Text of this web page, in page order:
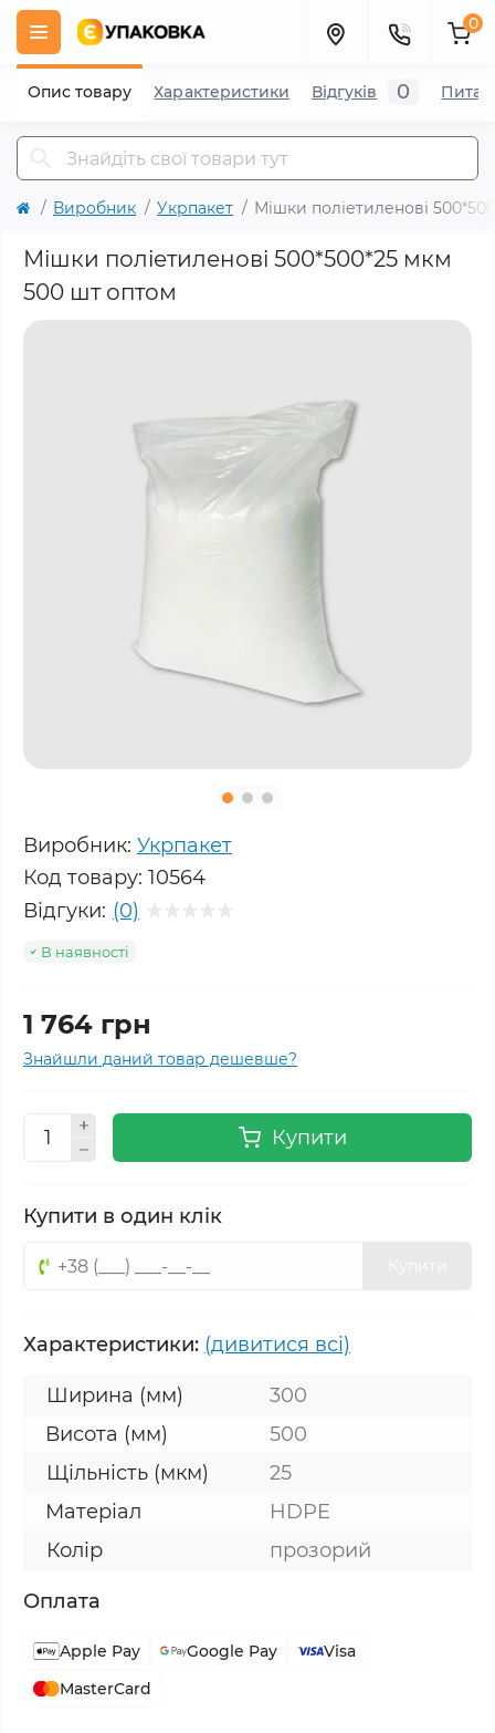
0
Виробник Укрпакет Мішки поліетиленові
Мішки поліетиленові 500*500*25 мкм
500 шт оптом
Виробник: Укрпакет
Код товару: 10564
Відгуки: (0)
В наявності
1 764 грн
Знайшли даний товар дешевше?
Купити
Купити в один клік
Характеристики: (дивитися всі)
Ширина (мм)
300
Висота (мм)
500
Щільність (мкм)
25
Матеріал
HDPE
Колір
прозорий
Оплата
Apple Pay Google Pay
Visa
MasterCard
Опис товару Характеристики Відгуків 0